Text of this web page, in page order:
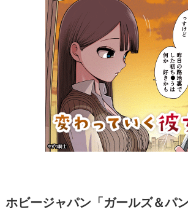
ホビージャパン「ガールズ＆パ